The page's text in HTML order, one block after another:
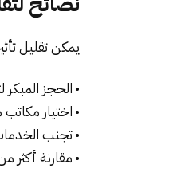
يمكن تقليل
• الحجز المبكر
• اختيار
• تجنب
• مقارنة